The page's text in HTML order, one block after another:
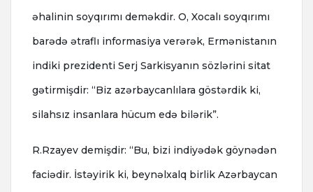
əhalinin soyqırımı deməkdir. O, Xocalı soyqırımı
barədə ətraflı informasiya verərək, Ermənistanın
indiki prezidenti Serj Sarkisyanın sözlərini sitat
gətirmişdir: “Biz azərbaycanlılara göstərdik ki,
silahsız insanlara hücum edə bilərik”.
R.Rzayev demişdir: “Bu, bizi indiyədək göynədən
faciədir. İstəyirik ki, beynəlxalq birlik Azərbaycan